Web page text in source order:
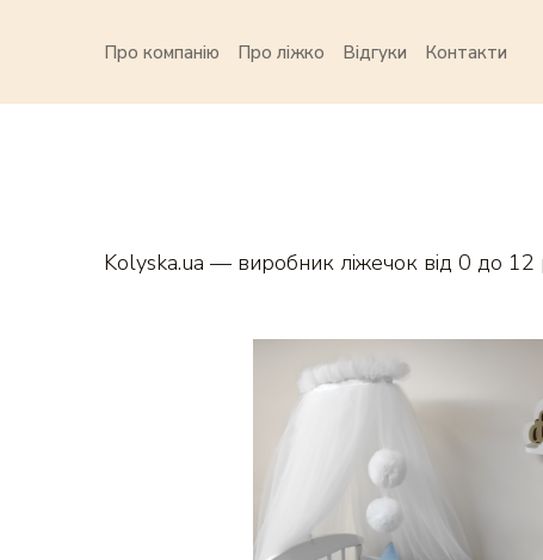
Про компанію Про ліжко Відгуки Контакти
Kolyska.ua — виробник ліжечок від 0 до 12